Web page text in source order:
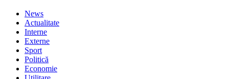
News
Actualitate
Interne
Externe
Sport
Politică
Economie